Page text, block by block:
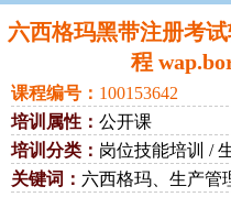
六西格玛黑带注册考
程
课程编号： 100153642
培训属性： 公开课
培训分类： 岗位技能培训 /
关键词： 六西格玛、生产管